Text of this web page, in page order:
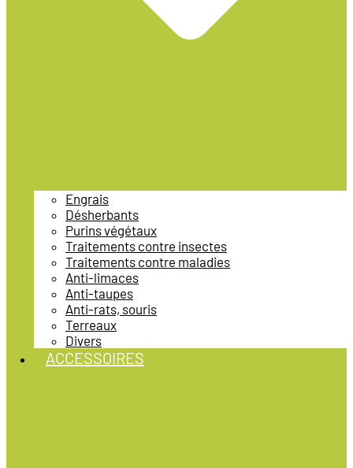
Engrais
Désherbants
Purins végétaux
Traitements contre insectes
Traitements contre maladies
Anti-limaces
Anti-taupes
Anti-rats, souris
Terreaux
Divers
ACCESSOIRES